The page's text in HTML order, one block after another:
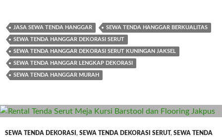
JASA SEWA TENDA HANGGAR SEWA TENDA HANGGAR BERKUALITAS
SEWA TENDA HANGGAR DEKORASI SERUT
SEWA TENDA HANGGAR DEKORASI SERUT KUNINGAN JAKSEL
SEWA TENDA HANGGAR LENGKAP DEKORASI
SEWA TENDA HANGGAR MURAH
SEWA TENDA DEKORASI , SEWA TENDA DEKORASI SERUT, SEWA TENDA